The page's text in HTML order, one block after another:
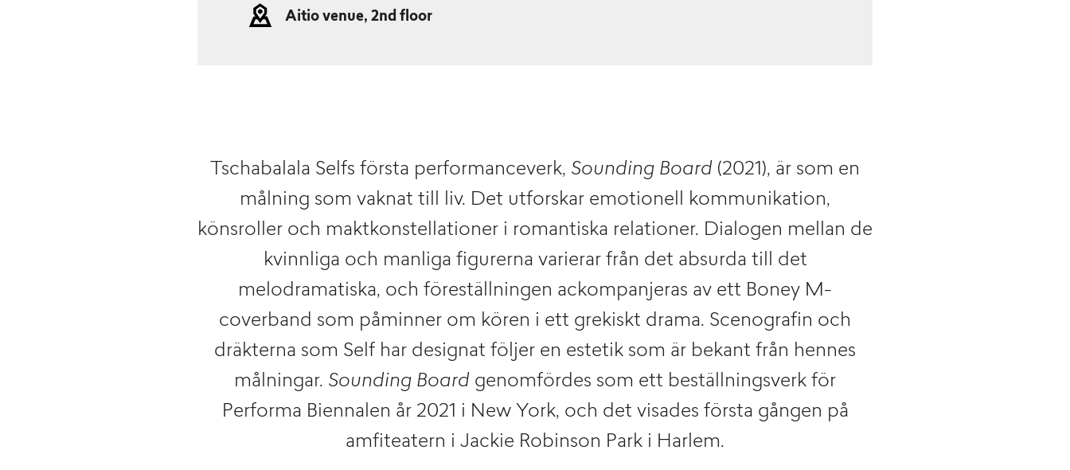
Aitio venue, 2nd floor
Tschabalala Selfs första performanceverk, Sounding Board (2021), är som en
målning som vaknat till liv. Det utforskar emotionell kommunikation,
könsroller och maktkonstellationer i romantiska relationer. Dialogen mellan de
kvinnliga och manliga figurerna varierar från det absurda till det
melodramatiska, och föreställningen ackompanjeras av ett Boney M-
coverband som påminner om kören i ett grekiskt drama. Scenografin och
dräkterna som Self har designat följer en estetik som är bekant från hennes
målningar. Sounding Board genomfördes som ett beställningsverk för
Performa Biennalen år 2021 i New York, och det visades första gången på
amfiteatern i Jackie Robinson Park i Harlem.